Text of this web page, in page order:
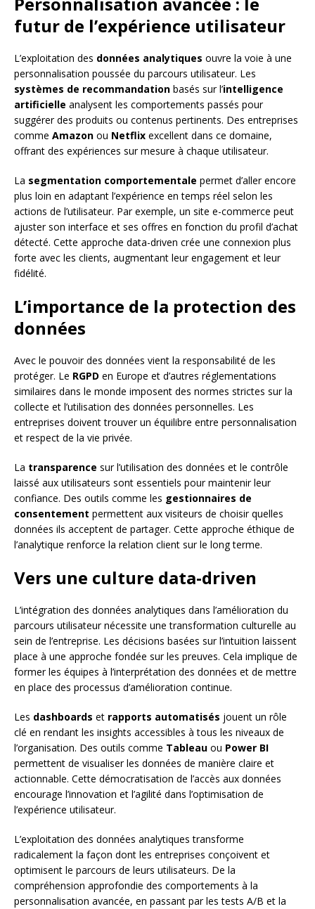
futur de l’expérience utilisateur
L’exploitation des données analytiques ouvre la voie à une
personnalisation poussée du parcours utilisateur. Les
systèmes de recommandation basés sur l’intelligence
artificielle analysent les comportements passés pour
suggérer des produits ou contenus pertinents. Des entreprises
comme Amazon ou Netflix excellent dans ce domaine,
offrant des expériences sur mesure à chaque utilisateur.
La segmentation comportementale permet d’aller encore
plus loin en adaptant l’expérience en temps réel selon les
actions de l’utilisateur. Par exemple, un site e-commerce peut
ajuster son interface et ses offres en fonction du profil d’achat
détecté. Cette approche data-driven crée une connexion plus
forte avec les clients, augmentant leur engagement et leur
fidélité.
L’importance de la protection des
données
Avec le pouvoir des données vient la responsabilité de les
protéger. Le RGPD en Europe et d’autres réglementations
similaires dans le monde imposent des normes strictes sur la
collecte et l’utilisation des données personnelles. Les
entreprises doivent trouver un équilibre entre personnalisation
et respect de la vie privée.
La transparence sur l’utilisation des données et le contrôle
laissé aux utilisateurs sont essentiels pour maintenir leur
confiance. Des outils comme les gestionnaires de
consentement permettent aux visiteurs de choisir quelles
données ils acceptent de partager. Cette approche éthique de
l’analytique renforce la relation client sur le long terme.
Vers une culture data-driven
L’intégration des données analytiques dans l’amélioration du
parcours utilisateur nécessite une transformation culturelle au
sein de l’entreprise. Les décisions basées sur l’intuition laissent
place à une approche fondée sur les preuves. Cela implique de
former les équipes à l’interprétation des données et de mettre
en place des processus d’amélioration continue.
Les dashboards et rapports automatisés jouent un rôle
clé en rendant les insights accessibles à tous les niveaux de
l’organisation. Des outils comme Tableau ou Power BI
permettent de visualiser les données de manière claire et
actionnable. Cette démocratisation de l’accès aux données
encourage l’innovation et l’agilité dans l’optimisation de
l’expérience utilisateur.
L’exploitation des données analytiques transforme
radicalement la façon dont les entreprises conçoivent et
optimisent le parcours de leurs utilisateurs. De la
compréhension approfondie des comportements à la
personnalisation avancée, en passant par les tests A/B et la